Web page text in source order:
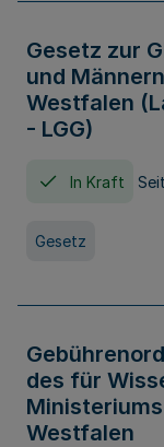
Gesetz zur
und
Westfalen
- LGG)
In Kraft
Gesetz
des für
Westfalen